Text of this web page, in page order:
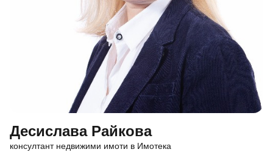
Десислава Райкова
консултант недвижими имоти в Имотека